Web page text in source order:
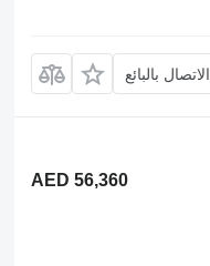
الاتصال بالبائع
AED 56,360